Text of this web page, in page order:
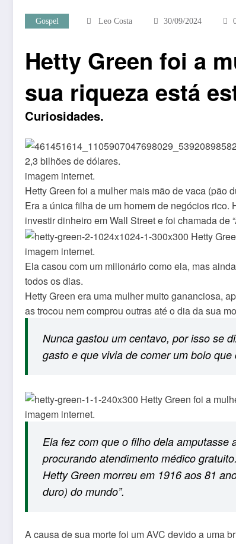
Gospel Leo Costa 30/09/2024
Hetty Green foi a
sua riqueza está
Curiosidades.
imagem internet.
Hetty Green foi a mulher mais mão de vaca (pão
Era a única filha de um homem de negócios
investir dinheiro em Wall Street e foi chamada de
imagem internet.
Ela casou com um milionário como ela, mas
todos os dias.
Hetty Green era uma mulher muito gananciosa,
as trocou nem comprou outras até o dia da sua
Nunca gastou um centavo, por isso se
gasto e que vivia de comer um bolo
imagem internet.
Ela fez com que o filho dela
procurando atendimento médico gratuito.
Hetty Green morreu em 1916 aos 81
duro) do mundo”.
A causa de sua morte foi um AVC devido a uma